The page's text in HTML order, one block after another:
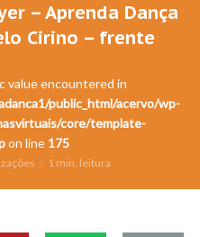
– Aprenda Dança
Cirino – frente
value encountered in
public_html/acervo/wp-
core/template-
on line 175
1 min. leitura